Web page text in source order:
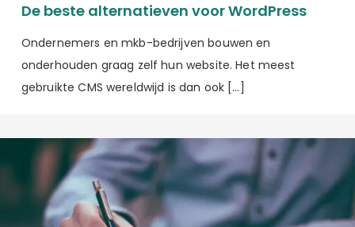
De beste alternatieven voor WordPress
Ondernemers en mkb-bedrijven bouwen en
onderhouden graag zelf hun website. Het meest
gebruikte CMS wereldwijd is dan ook […]